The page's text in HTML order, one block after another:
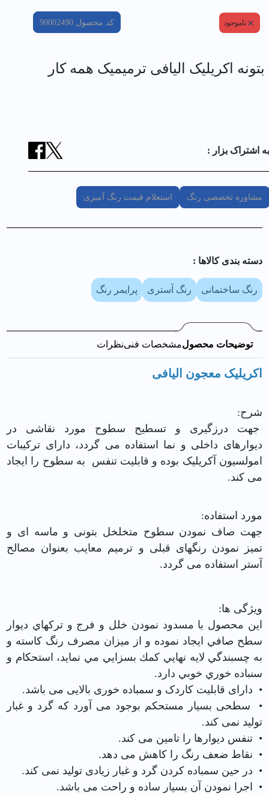
ناموجود کد محصول 90002490
بتونه اکریلیک الیافی ترمیمیک همه کار
به اشتراک بزار :
مشاوره تخصصی رنگ استعلام قیمت رنگ آمیزی
دسته بندی کالا‌ها :
رنگ ساختمانی رنگ آستری پرایمر رنگ
توضیحات محصولمشخصات فنینظرات
اکریلیک معجون الیافی
شرح:
جهت درزگیری و تسطیح سطوح مورد نقاشی در
دیوارهای داخلی و نما استفاده می گردد، دارای ترکیبات
امولسیون آکریلیک بوده و قابلیت تنفس به سطوح را ایجاد
می کند.
مورد استفاده:
جهت صاف نمودن سطوح متخلخل بتونی و ماسه ای و
تمیز نمودن رنگهای قبلی و ترمیم معایب بعنوان مصالح
آستر استفاده می گردد.
ویژگی ها:
اين محصول با مسدود نمودن خلل و فرج و تركهاي ديوار
سطح صافي ايجاد نموده و از ميزان مصرف رنگ كاسته و
به چسبندگي لايه نهايي كمك بسزايي مي نمايد، استحكام و
سنباده خوري خوبي دارد.
• دارای قابلیت کاردک و سمباده خوری بالایی می باشد.
• سطحی بسیار مستحکم بوجود می آورد که گرد و غبار
تولید نمی کند.
• تنفس دیوارها را تامین می کند.
• نقاط ضعف رنگ را کاهش می دهد.
• در حین سمباده کردن گرد و غبار زیادی تولید نمی کند.
• اجرا نمودن آن بسیار ساده و راحت می باشد.